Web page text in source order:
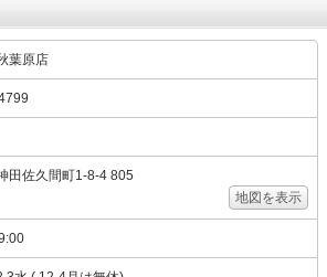
葉原店
田佐久間町1-8-4 805
地図を表示